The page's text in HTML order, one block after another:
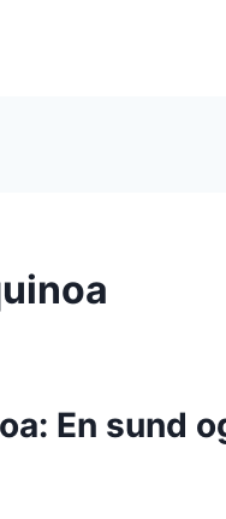
En sund